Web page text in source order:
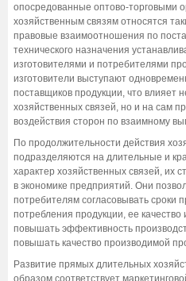
опосредованные оптово-торговыми
хозяйственным связям относятся
правовые взаимоотношения по
технического назначения
изготовителями и потребителями
изготовители выступают
поставщиков продукции, что влияет
хозяйственных связей, но и на сам
воздействия сторон по взаимному
По продолжительности действия
подразделяются на длительные и
характер хозяйственных связей, их
в экономике предприятий. Они
потребителям согласовывать сроки
потребления продукции, ее
повышать эффективность
повышать качество производимой
Развитие прямых длительных
образом соответствует